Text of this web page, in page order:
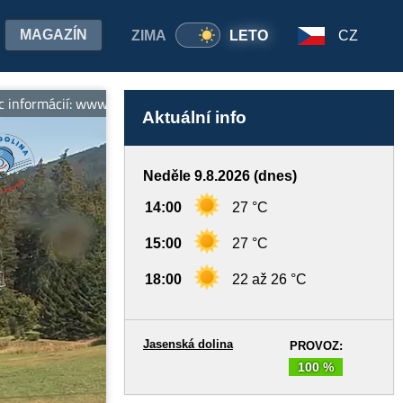
ZIMA LETO
MAGAZÍN CZ
www.jasenskadolina.sk
Aktuální info
Neděle 9.8.2026 (dnes)
14:00 27 °C
15:00 27 °C
18:00 22 až 26 °C
PROVOZ:
100 %
Jasenská dolina